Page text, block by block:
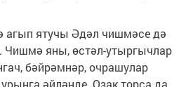
агып ятучы Әдәл чишмәсе дә
Чишмә яны, өстәл-утыргычлар
бәйрәмнәр, очрашулар
әйләнде. Озак торса да